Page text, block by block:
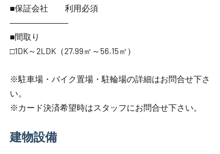
■保証会社 利用必須
―――――――
■間取り
□1DK～2LDK（27.99㎡～56.15㎡）
※駐車場・バイク置場・駐輪場の詳細はお問合せ下さ
い。
※カード決済希望時はスタッフにお問合せ下さい。
建物設備